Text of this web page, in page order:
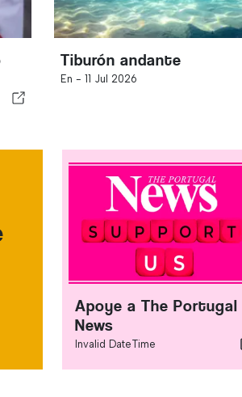
Tiburón andante
En - 11 Jul 2026
Apoye a The Portugal
News
Invalid DateTime